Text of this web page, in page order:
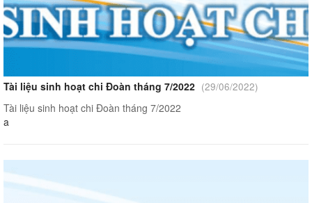
Tài liệu sinh hoạt chi Đoàn tháng 7/2022 (29/06/2022)
Tài liệu sinh hoạt chi Đoàn tháng 7/2022
a